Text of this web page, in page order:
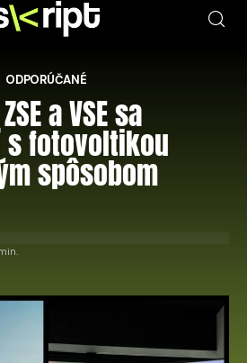
ODPORÚČANÉ
a VSE sa
s fotovoltikou
spôsobom